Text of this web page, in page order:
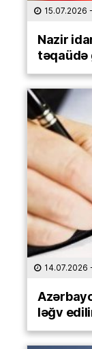
15.07.2026
Nazir
təqaüdə
14.07.2026
ləğv